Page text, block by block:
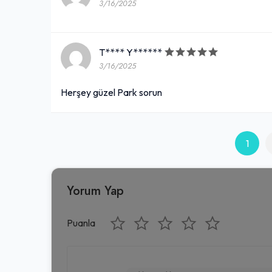
3/16/2025
T**** Y******
3/16/2025
Herşey güzel Park sorun
1
Yorum Yap
Puanla